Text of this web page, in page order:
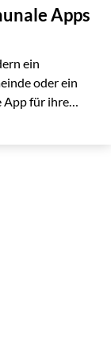
Apps
ein
oder ein
App für ihre…